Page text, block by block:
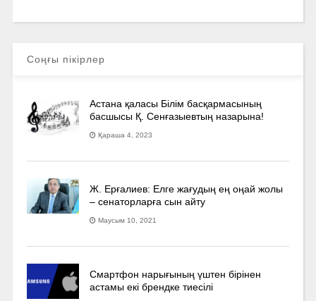
Соңғы пікірлер
Астана қаласы Білім басқармасының
басшысы Қ. Сенғазыевтың назарына!
Қараша 4, 2023
Ж. Ерғалиев: Елге жағудың ең оңай жолы
– сенаторларға сын айту
Маусым 10, 2021
Смартфон нарығының үштен бірінен
астамы екі брендке тиесілі